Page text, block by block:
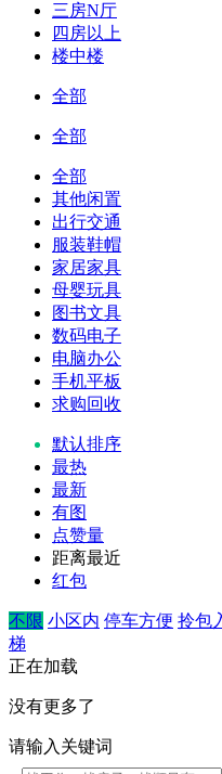
三房N厅
四房以上
楼中楼
全部
全部
全部
其他闲置
出行交通
服装鞋帽
家居家具
母婴玩具
图书文具
数码电子
电脑办公
手机平板
求购回收
默认排序
最热
最新
有图
点赞量
距离最近
红包
不限 小区内 停车方便 拎包
梯
正在加载
没有更多了
请输入关键词